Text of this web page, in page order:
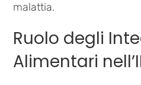
malattia.
Ruolo degli
Alimentari